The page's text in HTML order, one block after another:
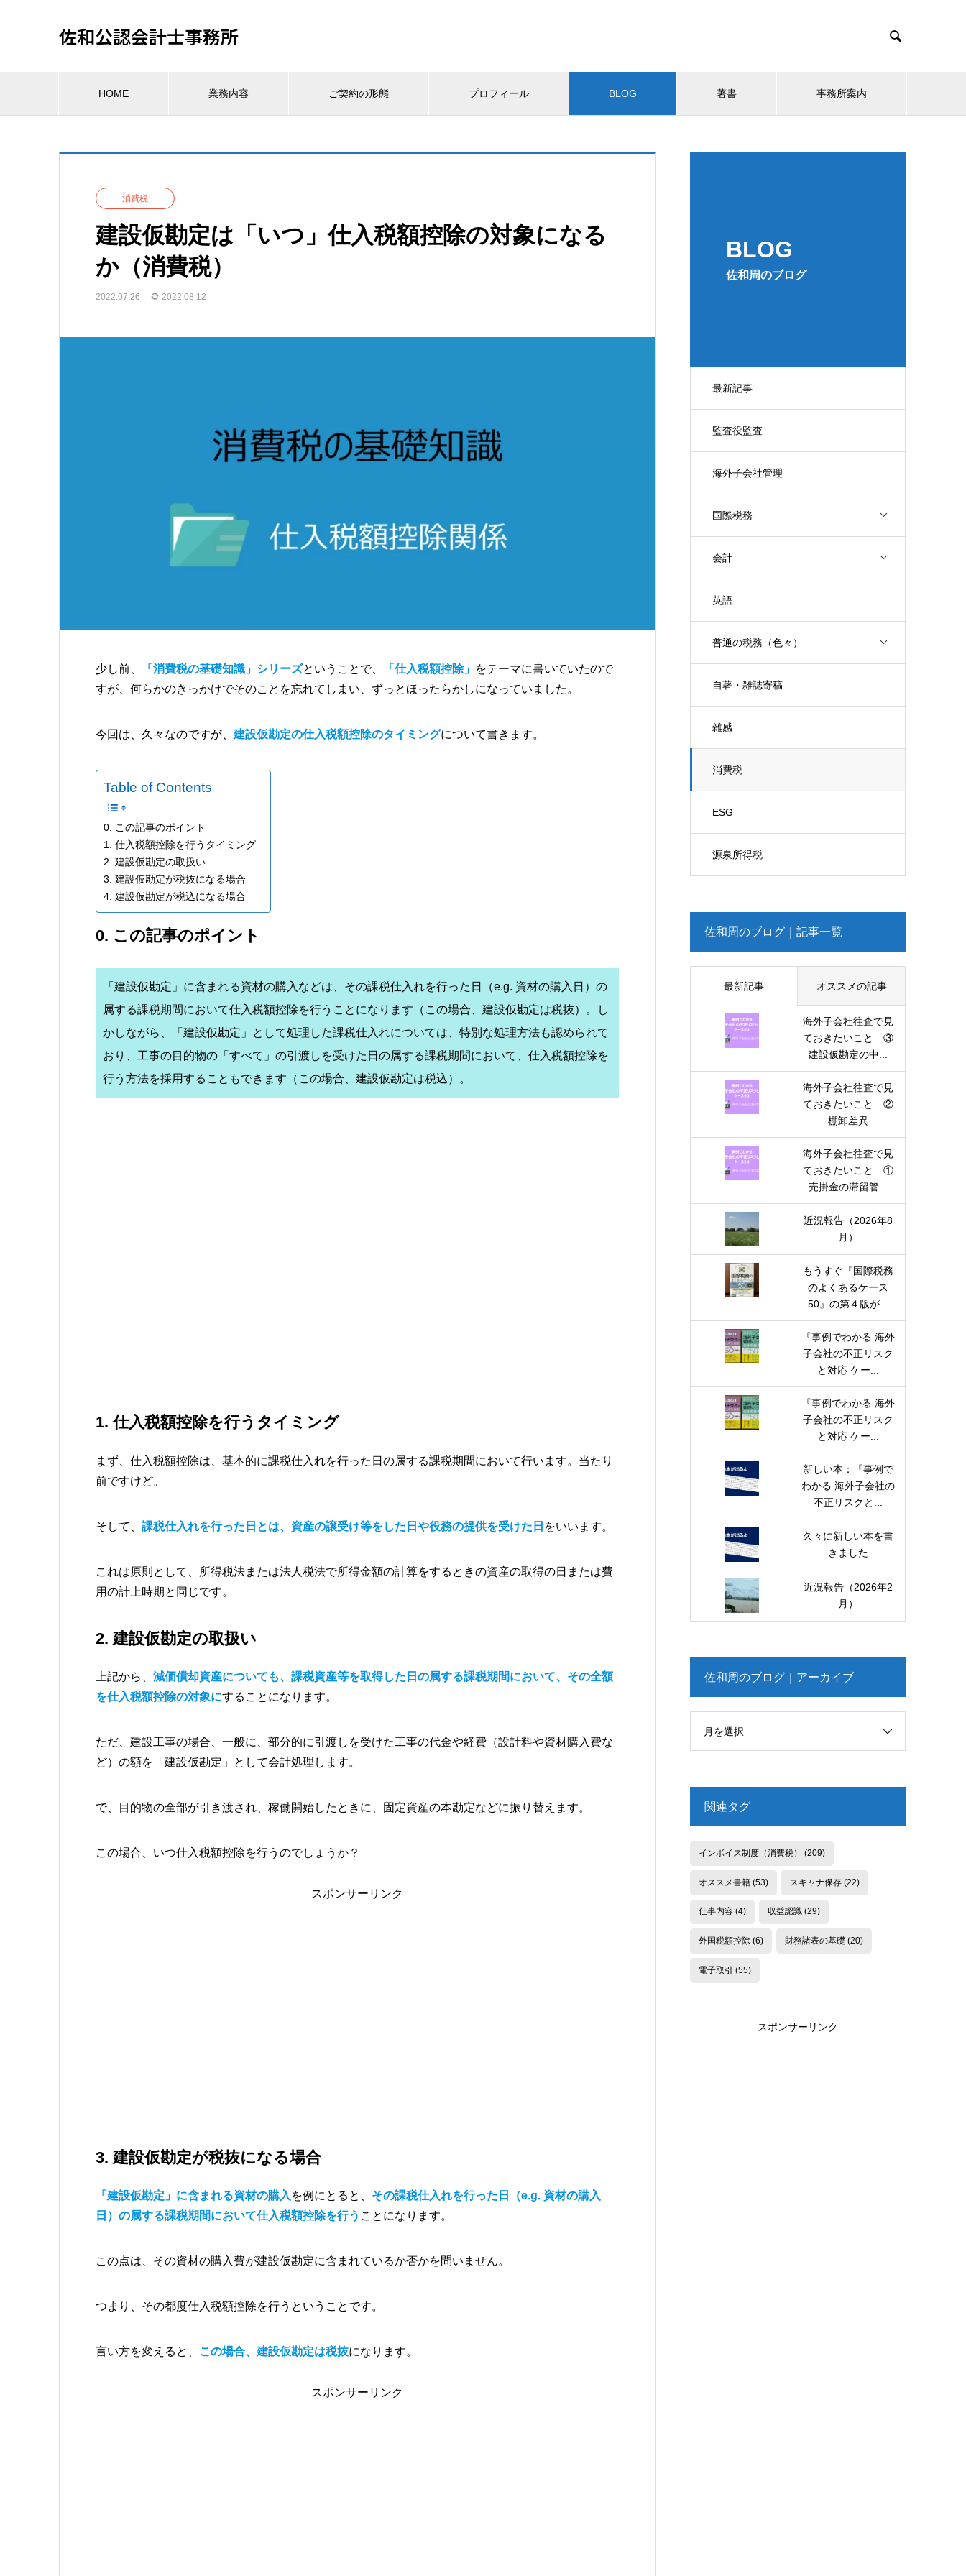
佐和公認会計士事務所 
HOME 業務内容 ご契約の形態 プロフィール BLOG 著書 事務所案内
BLOG
佐和周のブログ
最新記事
監査役監査
海外子会社管理
国際税務
会計
英語
普通の税務（色々）
自著・雑誌寄稿
雑感
消費税
ESG
源泉所得税
消費税
建設仮勘定は「いつ」仕入税額控除の対象になる
か（消費税）
2022.07.26 2022.08.12
少し前、 「消費税の基礎知識」シリーズということで、 「仕入税額控除」 をテーマに書いていたので
すが、何らかのきっかけでそのことを忘れてしまい、ずっとほったらかしになっていました。
今回は、久々なのですが、 建設仮勘定の仕入税額控除のタイミングについて書きます。
Table of Contents
0. この記事のポイント
1. 仕入税額控除を行うタイミング
2. 建設仮勘定の取扱い
3. 建設仮勘定が税抜になる場合
4. 建設仮勘定が税込になる場合
0. この記事のポイント
「建設仮勘定」に含まれる資材の購入などは、その課税仕入れを行った日（e.g. 資材の購入日）の
属する課税期間において仕入税額控除を行うことになります（この場合、建設仮勘定は税抜）。し
かしながら、「建設仮勘定」として処理した課税仕入れについては、特別な処理方法も認められて
おり、工事の目的物の「すべて」の引渡しを受けた日の属する課税期間において、仕入税額控除を
行う方法を採用することもできます（この場合、建設仮勘定は税込）。
1. 仕入税額控除を行うタイミング
まず、仕入税額控除は、基本的に課税仕入れを行った日の属する課税期間において行います。当たり
前ですけど。
そして、 課税仕入れを行った日とは、資産の譲受け等をした日や役務の提供を受けた日 をいいます。
これは原則として、所得税法または法人税法で所得金額の計算をするときの資産の取得の日または費
用の計上時期と同じです。
2. 建設仮勘定の取扱い
上記から、 減価償却資産についても、課税資産等を取得した日の属する課税期間において、その全額
を仕入税額控除の対象にすることになります。
ただ、建設工事の場合、一般に、部分的に引渡しを受けた工事の代金や経費（設計料や資材購入費な
ど）の額を「建設仮勘定」として会計処理します。
で、目的物の全部が引き渡され、稼働開始したときに、固定資産の本勘定などに振り替えます。
この場合、いつ仕入税額控除を行うのでしょうか？
スポンサーリンク
3. 建設仮勘定が税抜になる場合
「建設仮勘定」に含まれる資材の購入 を例にとると、 その課税仕入れを行った日（e.g. 資材の購入
日）の属する課税期間において仕入税額控除を行う ことになります。
この点は、その資材の購入費が建設仮勘定に含まれているか否かを問いません。
つまり、その都度仕入税額控除を行うということです。
言い方を変えると、 この場合、建設仮勘定は税抜になります。
スポンサーリンク
佐和周のブログ｜記事一覧
最新記事 オススメの記事
海外子会社往査で見
ておきたいこと ③
建設仮勘定の中...
海外子会社往査で見
ておきたいこと ②
棚卸差異
海外子会社往査で見
ておきたいこと ①
売掛金の滞留管...
近況報告（2026年8
月）
もうすぐ『国際税務
のよくあるケース
50』の第４版が...
『事例でわかる 海外
子会社の不正リスク
と対応 ケー...
『事例でわかる 海外
子会社の不正リスク
と対応 ケー...
新しい本：『事例で
わかる 海外子会社の
不正リスクと...
久々に新しい本を書
きました
近況報告（2026年2
月）
佐和周のブログ｜アーカイブ
月を選択
関連タグ
インボイス制度（消費税） (209)
オススメ書籍(53) スキャナ保存(22)
仕事内容(4) 収益認識(29)
外国税額控除(6) 財務諸表の基礎 (20)
電子取引 (55)
スポンサーリンク